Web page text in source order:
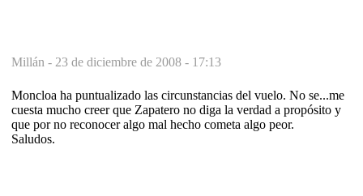
Millán - 23 de diciembre de 2008 - 17:13
Moncloa ha puntualizado las circunstancias del vuelo. No se...me
cuesta mucho creer que Zapatero no diga la verdad a propósito y
que por no reconocer algo mal hecho cometa algo peor.
Saludos.